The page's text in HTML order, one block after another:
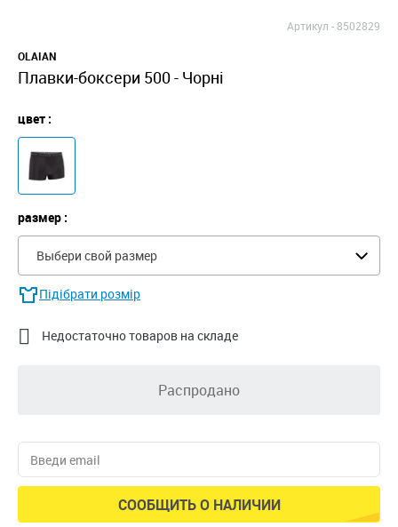
Артикул -8502829
OLAIAN
Плавки-боксери 500 - Чорні
цвет :
размер :
Выбери свой размер
Підібрати розмір
 Недостаточно товаров на складе
Распродано
СООБЩИТЬ О НАЛИЧИИ